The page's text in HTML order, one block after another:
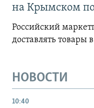
на Крымском
Российский
доставлять
НОВОСТИ
10:40